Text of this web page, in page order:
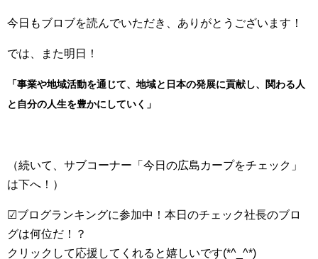
今日もブロブを読んでいただき、ありがとうございます！
では、また明日！
「事業や地域活動を通じて、地域と日本の発展に貢献し、関わる人
と自分の人生を豊かにしていく」
（続いて、サブコーナー「今日の広島カープをチェック」
は下へ！）
☑ブログランキングに参加中！本日のチェック社長のブロ
グは何位だ！？
クリックして応援してくれると嬉しいです(*^_^*)